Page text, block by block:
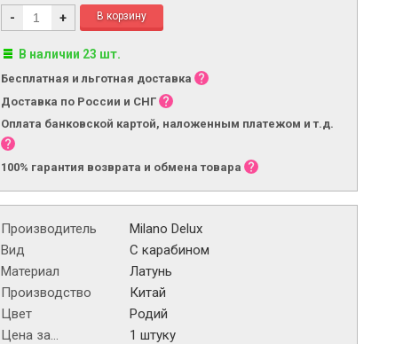
- +
В наличии 23 шт.
Бесплатная и льготная доставка
Доставка по России и СНГ
Оплата банковской картой, наложенным платежом и т.д.
100% гарантия возврата и обмена товара
Производитель
Milano Delux
Вид
С карабином
Материал
Латунь
Производство
Китай
Цвет
Родий
Цена за...
1 штуку